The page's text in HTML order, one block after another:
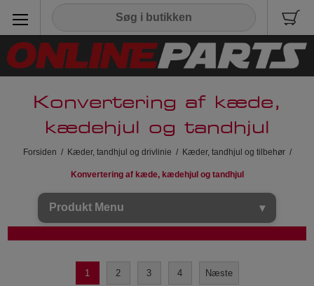
Konvertering af kæde,
kædehjul og tandhjul
Forsiden / Kæder, tandhjul og drivlinie / Kæder, tandhjul og tilbehør /
Konvertering af kæde, kædehjul og tandhjul
Produkt Menu
1 2 3 4 Næste